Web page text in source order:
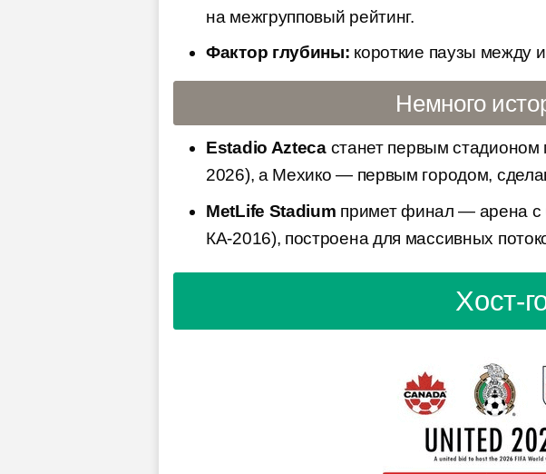
на межгрупповый рейтинг.
Фактор глубины: короткие паузы между
Немного
Estadio Aztecaстанет первым
2026), а Мехико — первым городом,
MetLife Stadium примет финал — арена с
КА-2016), построена для массивных
Хост-